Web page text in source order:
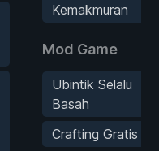
Kemakmuran
Mod Game
Ubintik Selalu
Basah
Crafting Gratis